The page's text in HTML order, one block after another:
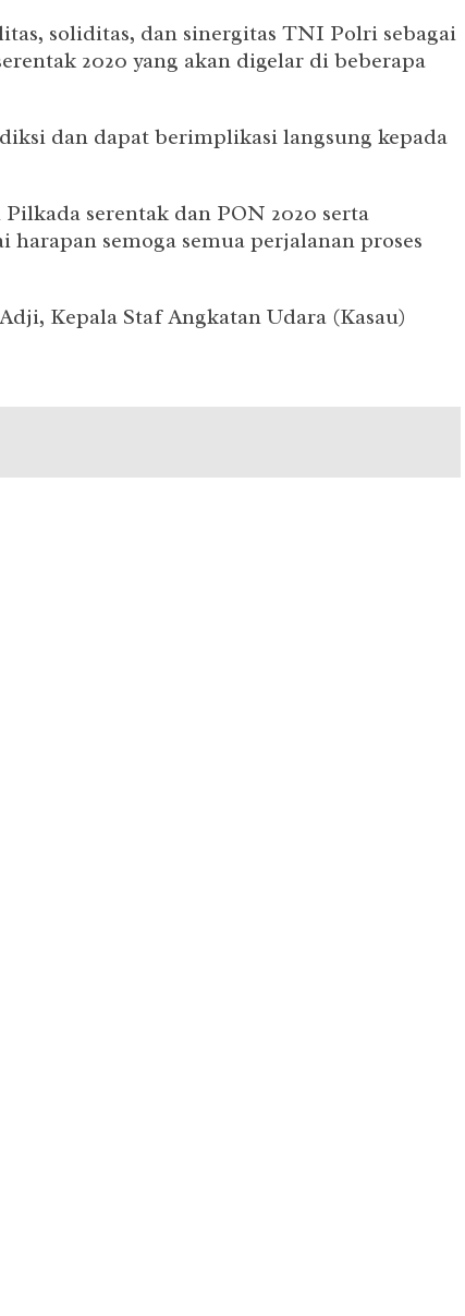
soliditas, dan sinergitas TNI Polri sebagai
2020 yang akan digelar di beberapa
dan dapat berimplikasi langsung kepada
serentak dan PON 2020 serta
semoga semua perjalanan proses
Kepala Staf Angkatan Udara (Kasau)